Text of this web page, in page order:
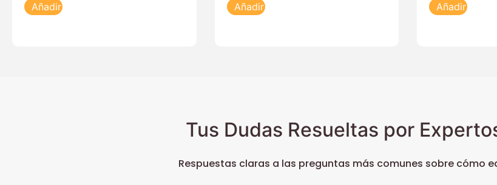
Añadir Añadir Añadir
Tus Dudas Resueltas por
Respuestas claras a las preguntas más comunes sobre cómo